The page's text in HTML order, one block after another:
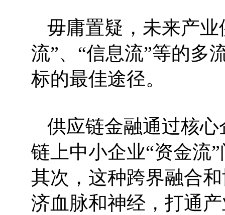
毋庸置疑，未来产业
流”、“信息流”等的多
标的最佳途径。
供应链金融通过核
链上中小企业“资金流
其次，这种跨界融合
济血脉和神经，打通